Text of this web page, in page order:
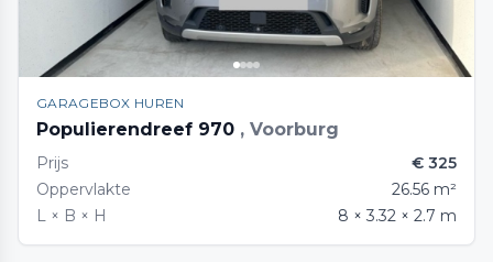
GARAGEBOX HUREN
Populierendreef 970 , Voorburg
Prijs
€ 325
Oppervlakte
26.56 m²
L × B × H
8 × 3.32 × 2.7 m